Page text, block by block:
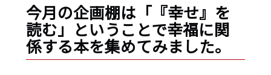
今月の企画棚は「『幸せ』を
読む」ということで幸福に関
係する本を集めてみました。